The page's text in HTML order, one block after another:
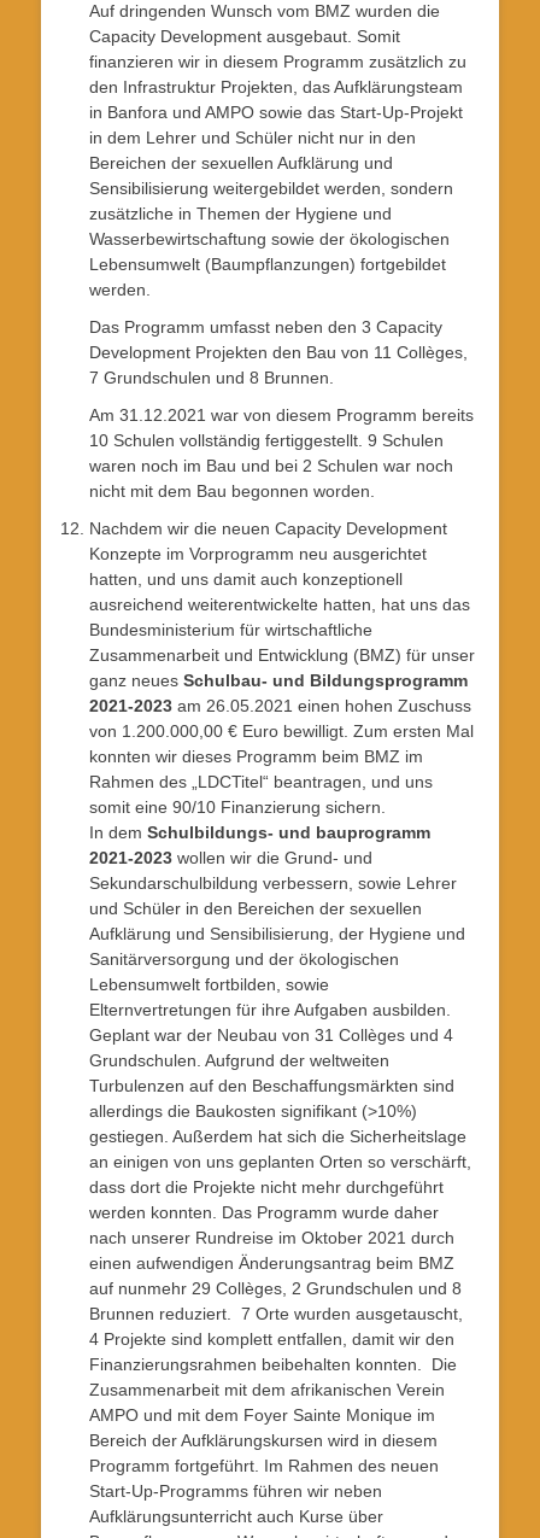
Auf dringenden Wunsch vom BMZ wurden die
Capacity Development ausgebaut. Somit
finanzieren wir in diesem Programm zusätzlich zu
den Infrastruktur Projekten, das Aufklärungsteam
in Banfora und AMPO sowie das Start-Up-Projekt
in dem Lehrer und Schüler nicht nur in den
Bereichen der sexuellen Aufklärung und
Sensibilisierung weitergebildet werden, sondern
zusätzliche in Themen der Hygiene und
Wasserbewirtschaftung sowie der ökologischen
Lebensumwelt (Baumpflanzungen) fortgebildet
werden.
Das Programm umfasst neben den 3 Capacity
Development Projekten den Bau von 11 Collèges,
7 Grundschulen und 8 Brunnen.
Am 31.12.2021 war von diesem Programm bereits
10 Schulen vollständig fertiggestellt. 9 Schulen
waren noch im Bau und bei 2 Schulen war noch
nicht mit dem Bau begonnen worden.
Nachdem wir die neuen Capacity Development
Konzepte im Vorprogramm neu ausgerichtet
hatten, und uns damit auch konzeptionell
ausreichend weiterentwickelte hatten, hat uns das
Bundesministerium für wirtschaftliche
Zusammenarbeit und Entwicklung (BMZ) für unser
ganz neues Schulbau- und Bildungsprogramm
2021-2023 am 26.05.2021 einen hohen Zuschuss
von 1.200.000,00 € Euro bewilligt. Zum ersten Mal
konnten wir dieses Programm beim BMZ im
Rahmen des „LDCTitel“ beantragen, und uns
somit eine 90/10 Finanzierung sichern.
In dem Schulbildungs- und bauprogramm
2021-2023 wollen wir die Grund- und
Sekundarschulbildung verbessern, sowie Lehrer
und Schüler in den Bereichen der sexuellen
Aufklärung und Sensibilisierung, der Hygiene und
Sanitärversorgung und der ökologischen
Lebensumwelt fortbilden, sowie
Elternvertretungen für ihre Aufgaben ausbilden.
Geplant war der Neubau von 31 Collèges und 4
Grundschulen. Aufgrund der weltweiten
Turbulenzen auf den Beschaffungsmärkten sind
allerdings die Baukosten signifikant (>10%)
gestiegen. Außerdem hat sich die Sicherheitslage
an einigen von uns geplanten Orten so verschärft,
dass dort die Projekte nicht mehr durchgeführt
werden konnten. Das Programm wurde daher
nach unserer Rundreise im Oktober 2021 durch
einen aufwendigen Änderungsantrag beim BMZ
auf nunmehr 29 Collèges, 2 Grundschulen und 8
Brunnen reduziert. 7 Orte wurden ausgetauscht,
4 Projekte sind komplett entfallen, damit wir den
Finanzierungsrahmen beibehalten konnten. Die
Zusammenarbeit mit dem afrikanischen Verein
AMPO und mit dem Foyer Sainte Monique im
Bereich der Aufklärungskursen wird in diesem
Programm fortgeführt. Im Rahmen des neuen
Start-Up-Programms führen wir neben
Aufklärungsunterricht auch Kurse über